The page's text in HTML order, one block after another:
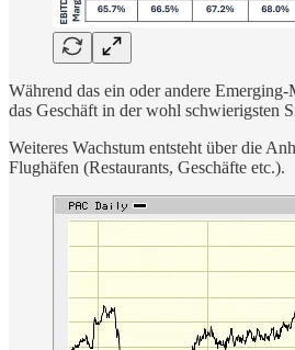
Während das ein oder andere
das Geschäft in der wohl schwierigsten
Weiteres Wachstum entsteht über die
Flughäfen (Restaurants, Geschäfte etc.).